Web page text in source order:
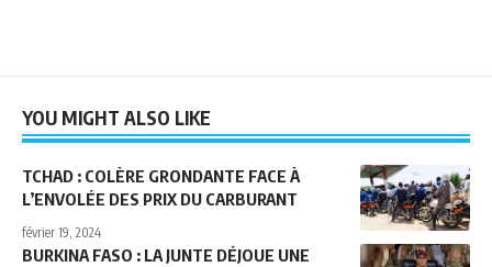
YOU MIGHT ALSO LIKE
TCHAD : COLÈRE GRONDANTE FACE À
L’ENVOLÉE DES PRIX DU CARBURANT
février 19, 2024
BURKINA FASO : LA JUNTE DÉJOUE UNE